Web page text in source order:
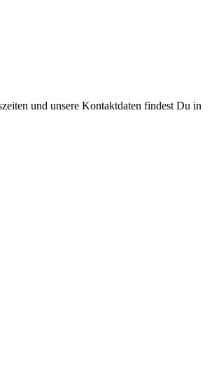
und unsere Kontaktdaten findest Du in